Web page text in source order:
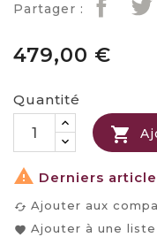
Partager :
479,00 €
Quantité

 Derniers
cached Ajouter aux
favorite Ajouter à une